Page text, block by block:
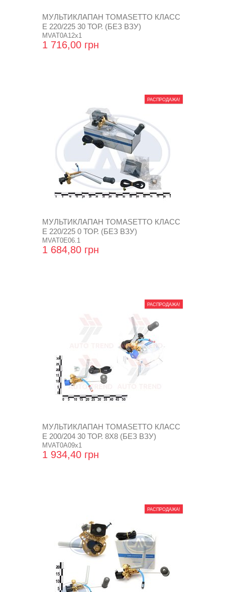
МУЛЬТИКЛАПАН TOMASETTO КЛАСС
Е 220/225 30 ТОР. (БЕЗ ВЗУ)
MVAT0A12x1
1 716,00 грн
РАСПРОДАЖА!
МУЛЬТИКЛАПАН TOMASETTO КЛАСС
Е 220/225 0 ТОР. (БЕЗ ВЗУ)
MVAT0E06.1
1 684,80 грн
РАСПРОДАЖА!
МУЛЬТИКЛАПАН TOMASETTO КЛАСС
Е 200/204 30 ТОР. 8Х8 (БЕЗ ВЗУ)
MVAT0A09x1
1 934,40 грн
РАСПРОДАЖА!